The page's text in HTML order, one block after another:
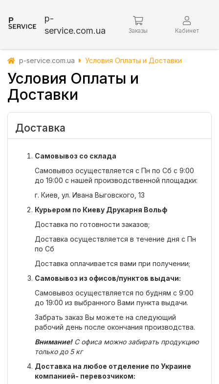
p-
service.com.ua
Заказы Кабинет
p-service.com.ua Условия Оплаты и Доставки
Условия Оплаты и
Доставки
Доставка
Самовывоз со склада
Самовывоз осуществляется с Пн по Сб с 9:00
до 19:00 с нашей производственной площадки:
г. Киев, ул. Ивана Выговского, 13
Курьером по Киеву Друкарня Вольф
Доставка по готовности заказов;
Доставка осуществляется в течение дня с Пн
по Сб
Доставка оплачивается вами при получении;
Самовывоз из офисов/пунктов выдачи:
Самовывоз осуществляется по будням с 9:00
до 19:00 из выбранного Вами пункта выдачи.
Забрать заказ Вы можете на следующий
рабочий день после окончания производства.
Внимание!С офиса можно забирать продукцию
только до 5 кг
Доставка на любое отделение по Украине
компанией- перевозчиком: